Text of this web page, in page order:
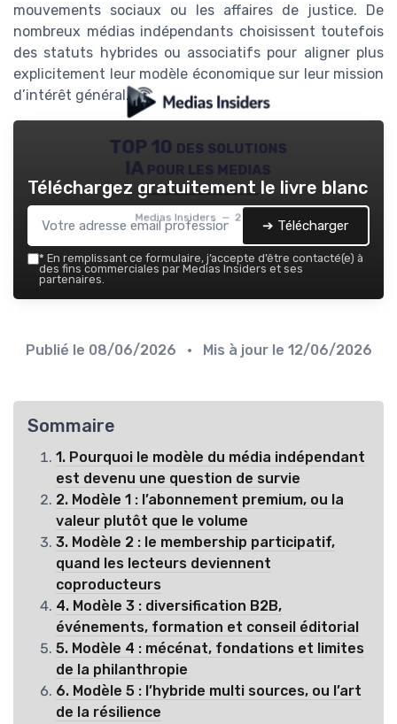
mouvements sociaux ou les affaires de justice. De
nombreux médias indépendants choisissent toutefois
des statuts hybrides ou associatifs pour aligner plus
explicitement leur modèle économique sur leur mission
d’intérêt général.
TOP 10 des solutions
IA pour les medias
Medias Insiders — 2026
Téléchargez gratuitement le livre blanc
➔ Télécharger
* En remplissant ce formulaire, j’accepte d’être contacté(e) à
des fins commerciales par Medias Insiders et ses
partenaires.
Publié le 08/06/2026 • Mis à jour le 12/06/2026
Sommaire
1. Pourquoi le modèle du média indépendant
est devenu une question de survie
2. Modèle 1 : l’abonnement premium, ou la
valeur plutôt que le volume
3. Modèle 2 : le membership participatif,
quand les lecteurs deviennent
coproducteurs
4. Modèle 3 : diversification B2B,
événements, formation et conseil éditorial
5. Modèle 4 : mécénat, fondations et limites
de la philanthropie
6. Modèle 5 : l’hybride multi sources, ou l’art
de la résilience